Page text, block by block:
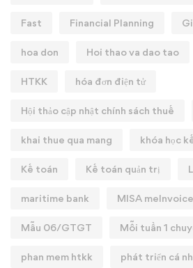
Fast Financial Planning
hoa don Hoi thao va dao tao
HTKK hóa đơn điện tử
Hội thảo cập nhật chính sách thuế
khai thue qua mang khóa học
Kế toán Kế toán quản trị
maritime bank MISA meInvoice
Mẫu 06/GTGT Mỗi tuần 1
phan mem htkk phát triển cá